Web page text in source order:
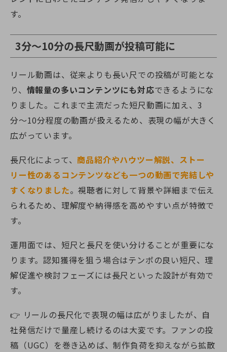
す。
3分～10分の長尺動画が投稿可能に
リール動画は、従来よりも長い尺での投稿が可能とな
り、 情報量の多いコンテンツにも対応できるようにな
りました。これまで主流だった短尺動画に加え、3
分〜10分程度の動画が扱えるため、表現の幅が大きく
広がっています。
長尺化によって、 商品紹介やハウツー解説、ストー
リー性のあるコンテンツなども一つの動画で完結しや
すくなりました。視聴者に対して背景や詳細まで伝え
られるため、理解度や納得感を高めやすい点が特徴で
す。
運用面では、短尺と長尺を使い分けることが重要にな
ります。認知獲得を狙う場合はテンポの良い短尺、理
解促進や検討フェーズには長尺といった設計が有効で
す。
👉 リールの長尺化で表現の幅は広がりましたが、自
社発信だけで量産し続けるのは大変です。ファンの投
稿（UGC）を巻き込めば、制作負荷を抑えながら拡散